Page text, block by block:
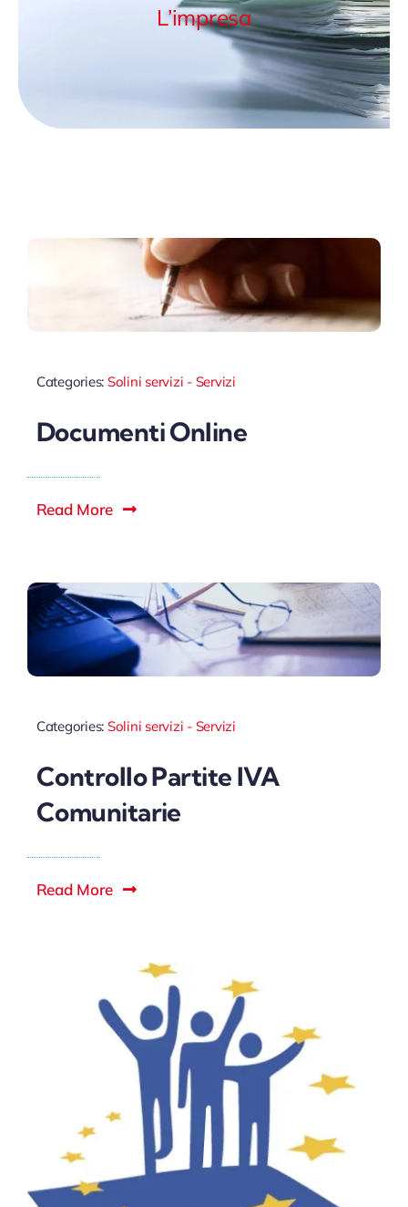
L’impresa
Categories: Solini servizi - Servizi
Documenti Online
Read More
Categories: Solini servizi - Servizi
Controllo Partite IVA
Comunitarie
Read More